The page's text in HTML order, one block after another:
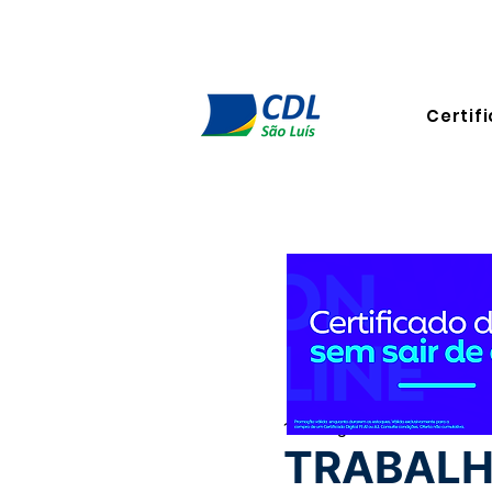
15 de ago. de 2022 2 min